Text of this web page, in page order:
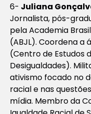
6- Juliana
Jornalista, pós-
pela Academia
(ABJL). Coordena a
(Centro de Estudos
Desigualdades).
ativismo focado no
racial e nas
mídia. Membro da